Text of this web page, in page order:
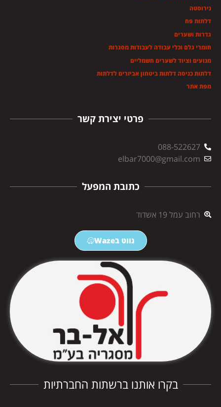
בקרו אותנו ברשתות החברתיות
פרטי יצירת קשר
088-522627
elbar7000@gmail.com
כתובת המפעל
רחוב עמל 19 אשדוד
נווט בWaze
נירוסטה
דלתות פח
גדרות ושערים
חומרי גלם וכלי עבודה לעבודות מסגרות
מנועים וציוד לשערים חשמליים
דלתות כניסה דלתות ביטחון אביזרים לדלתות
מפת אתר